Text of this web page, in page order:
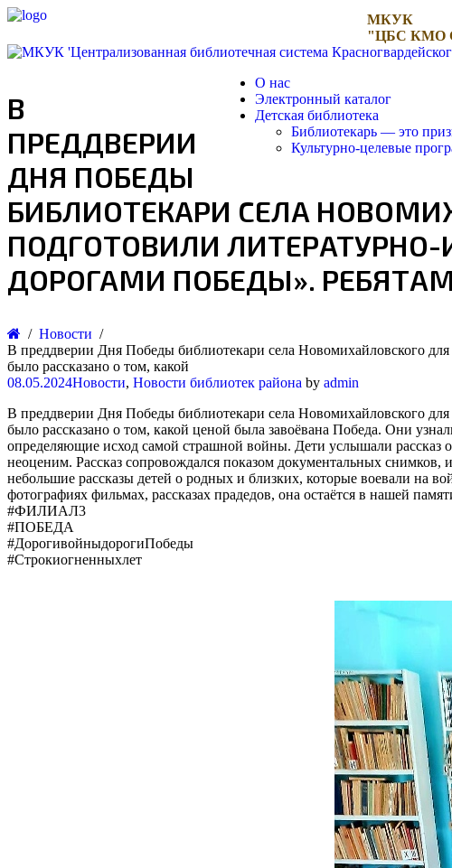
МКУК
"ЦБС КМО
О нас
Электронный каталог
Детская библиотека
Библиотекарь — это
Культурно-целевые
В
ПРЕДДВЕРИИ
ДНЯ ПОБЕДЫ
БИБЛИОТЕКАРИ СЕЛА
ПОДГОТОВИЛИ
ДОРОГАМИ ПОБЕДЫ».
Новости
В преддверии Дня Победы библиотекари села Новомихайловского
было рассказано о том, какой
08.05.2024Новости, Новости библиотек района by admin
В преддверии Дня Победы библиотекари села Новомихайловского
было рассказано о том, какой ценой была завоёвана Победа. Они
определяющие исход самой страшной войны. Дети услышали рассказ
неоценим. Рассказ сопровождался показом документальных
небольшие рассказы детей о родных и близких, которые воевали на
фотографиях фильмах, рассказах прадедов, она остаётся в нашей
#ФИЛИАЛ3
#ПОБЕДА
#ДорогивойныдорогиПобеды
#Строкиогненныхлет